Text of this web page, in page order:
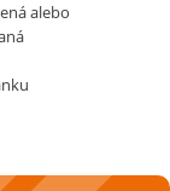
alebo